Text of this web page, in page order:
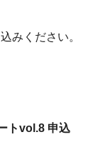
みください。
トvol.8 申込